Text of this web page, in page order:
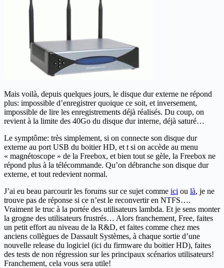
Mais voilà, depuis quelques jours, le disque dur externe ne répond
plus: impossible d’enregistrer quoique ce soit, et inversement,
impossible de lire les enregistrements déjà réalisés. Du coup, on
revient à la limite des 40Go du disque dur interne, déjà saturé…
Le symptôme: très simplement, si on connecte son disque dur
externe au port USB du boitier HD, et t si on accède au menu
« magnétoscope » de la Freebox, et bien tout se gèle, la Freebox ne
répond plus à la télécommande. Qu’on débranche son disque dur
externe, et tout redevient normal.
J’ai eu beau parcourir les forums sur ce sujet comme ici ou là, je ne
trouve pas de réponse si ce n’est le reconvertir en NTFS….
Vraiment le truc à la portée des utilisateurs lambda. Et je sens monter
la grogne des utilisateurs frustrés… Alors franchement, Free, faites
un petit effort au niveau de la R&D, et faites comme chez mes
anciens collègues de Dassault Systèmes, à chaque sortie d’une
nouvelle release du logiciel (ici du firmware du boitier HD), faites
des tests de non régression sur les principaux scénarios utilisateurs!
Franchement, cela vous sera utile!